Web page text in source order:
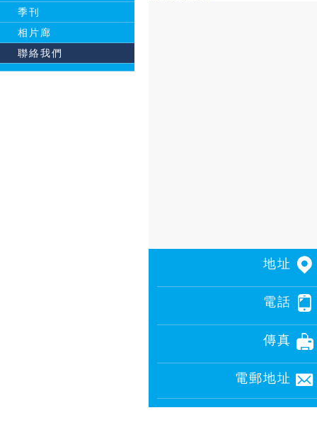
季刊
相片廊
聯絡我們
地址
電話
傳真
電郵地址